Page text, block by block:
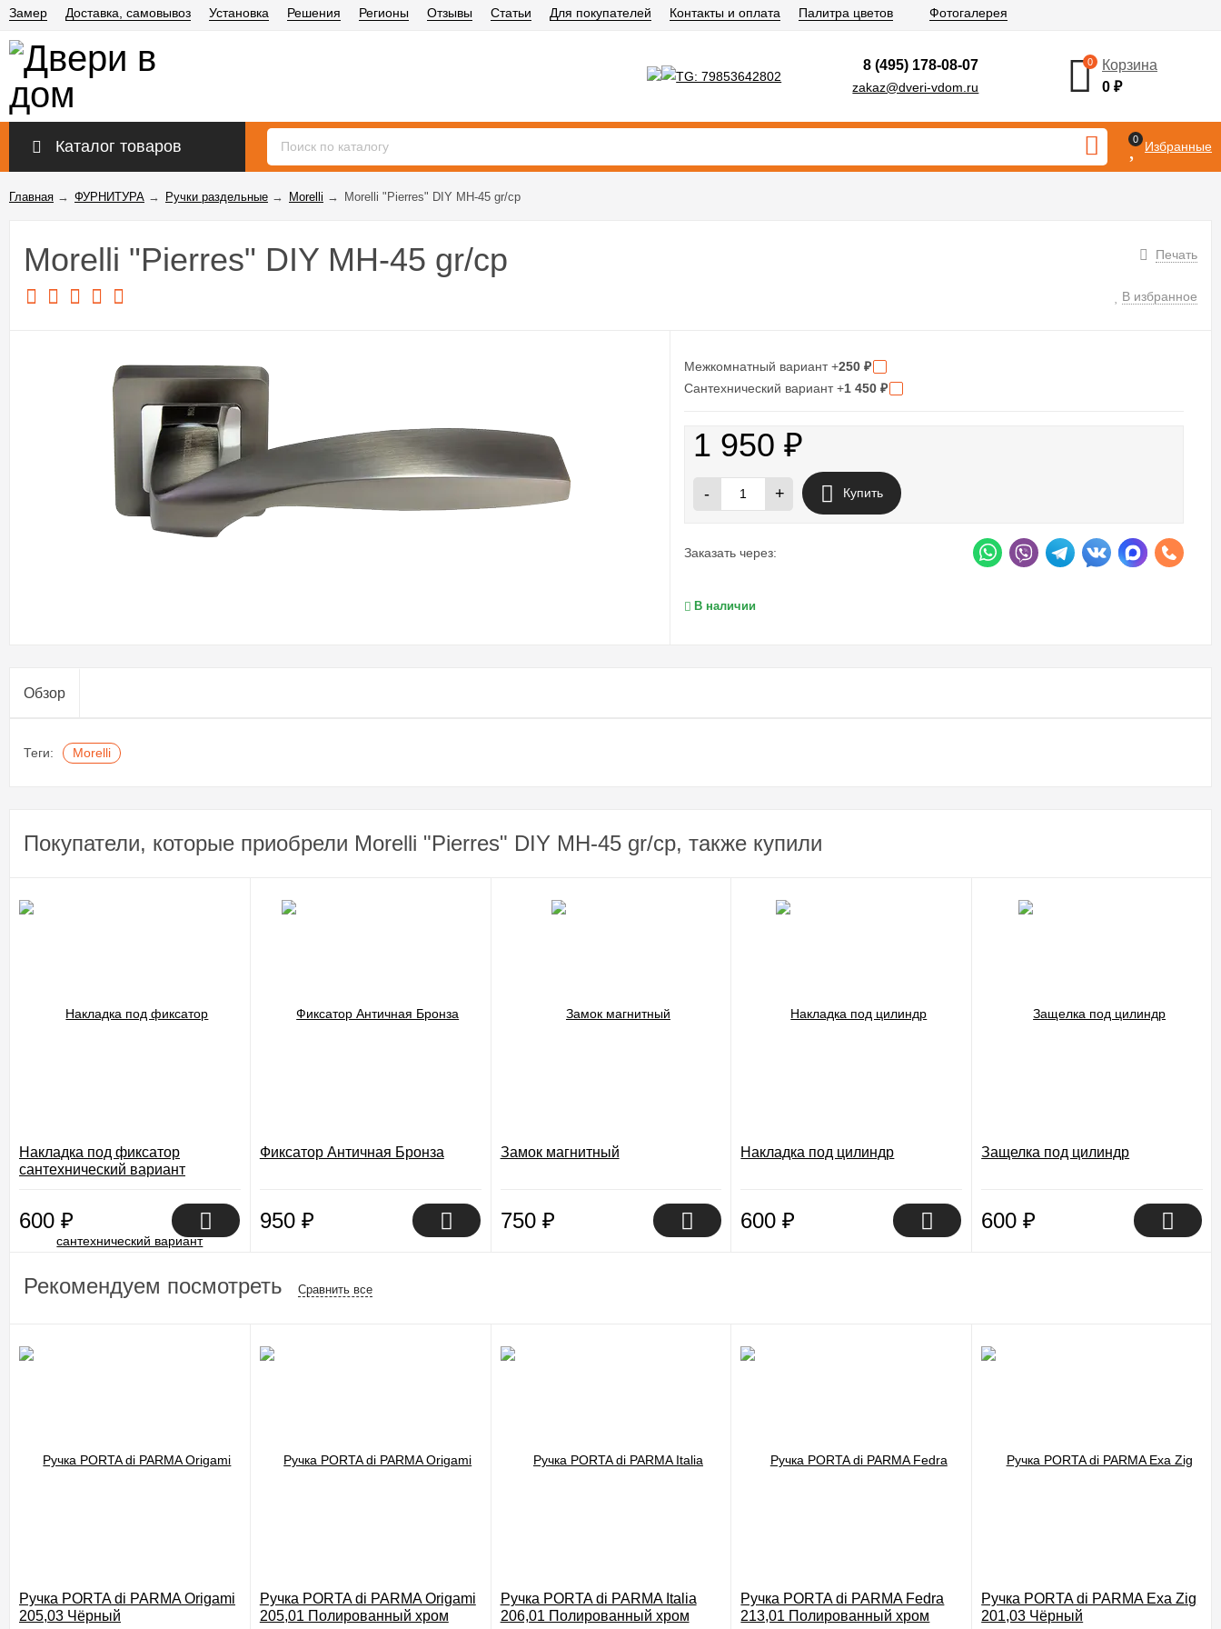
Замер Доставка, самовывоз Установка Решения Регионы Отзывы Статьи Для покупателей Контакты и оплата Палитра цветов Фотогалерея
8 (495) 178-08-07
zakaz@dveri-vdom.ru
0
Корзина
0₽
Каталог товаров 0 Избранные
Главная → ФУРНИТУРА → Ручки раздельные → Morelli → Morelli "Pierres" DIY MH-45 gr/cp
Печать
Morelli "Pierres" DIY MH-45 gr/cp
В избранное
Межкомнатный вариант +250₽
Сантехнический вариант +1 450₽
1 950₽
- + Купить
Заказать через:
В наличии
Обзор
Теги: Morelli
Покупатели, которые приобрели Morelli "Pierres" DIY MH-45 gr/cp, также купили
Накладка под фиксатор
сантехнический вариант
600 ₽
Фиксатор Античная Бронза
950 ₽
Замок магнитный
750 ₽
Накладка под цилиндр
600₽
Защелка под цилиндр
600₽
Рекомендуем посмотреть Сравнить все
Ручка PORTA di PARMA Origami
205,03 Чёрный
Ручка PORTA di PARMA Origami
205,01 Полированный хром
Ручка PORTA di PARMA Italia
206,01 Полированный хром
Ручка PORTA di PARMA Fedra
213,01 Полированный хром
Ручка PORTA di PARMA Exa Zig
201,03 Чёрный